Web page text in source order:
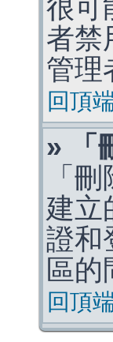
很可
者禁
管理
回頂
» 「
「
建立
證和
區
回頂